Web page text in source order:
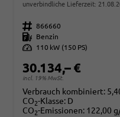
unverbindliche Lieferzeit:
Fahrzeugnr. 866660
Kraftstoff
Benzin
Leistung
110 kW (150 PS)
30.134,– €
incl. 19% MwSt.
Verbrauch kombiniert:
CO2-Klasse: D
CO2-Emissionen: 122,00